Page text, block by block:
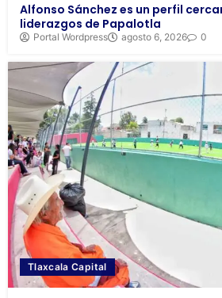
Alfonso Sánchez es un perfil
liderazgos de Papalotla
Portal Wordpress agosto 6, 2026 0
Tlaxcala Capital